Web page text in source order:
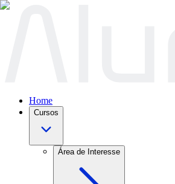
Home
Cursos
Área de Interesse